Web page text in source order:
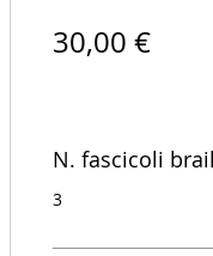
30,00 €
N. fascicoli
3